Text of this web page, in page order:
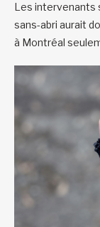
Les intervenants
sans-abri aurait
à Montréal